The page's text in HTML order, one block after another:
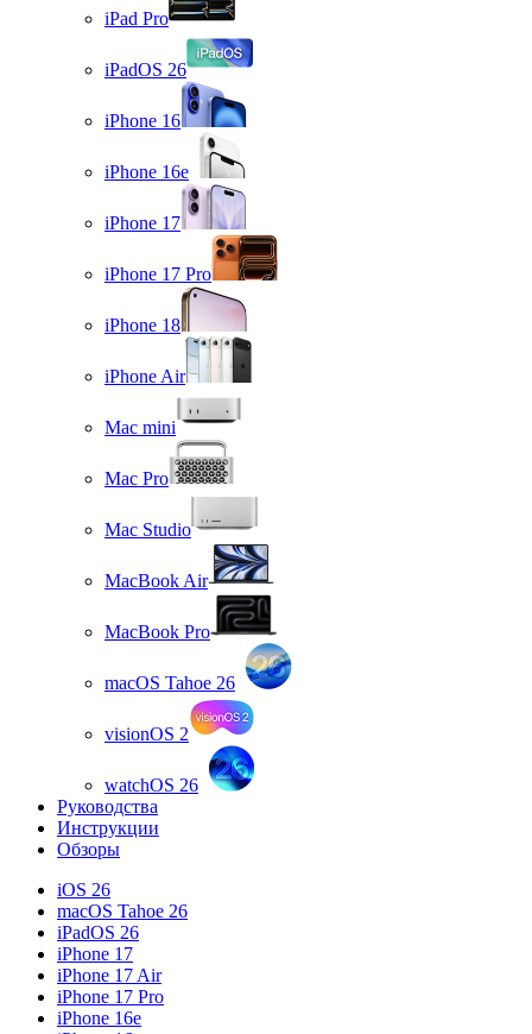
iPad Pro
iPadOS 26
iPhone 16
iPhone 16e
iPhone 17
iPhone 17 Pro
iPhone 18
iPhone Air
Mac mini
Mac Pro
Mac Studio
MacBook Air
MacBook Pro
macOS Tahoe 26
visionOS 2
watchOS 26
Руководства
Инструкции
Обзоры
iOS 26
macOS Tahoe 26
iPadOS 26
iPhone 17
iPhone 17 Air
iPhone 17 Pro
iPhone 16e